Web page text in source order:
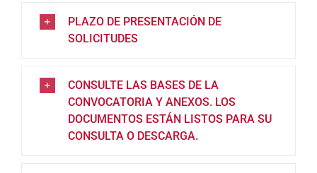
PLAZO DE PRESENTACIÓN DE
SOLICITUDES
CONSULTE LAS BASES DE LA
CONVOCATORIA Y ANEXOS. LOS
DOCUMENTOS ESTÁN LISTOS PARA SU
CONSULTA O DESCARGA.